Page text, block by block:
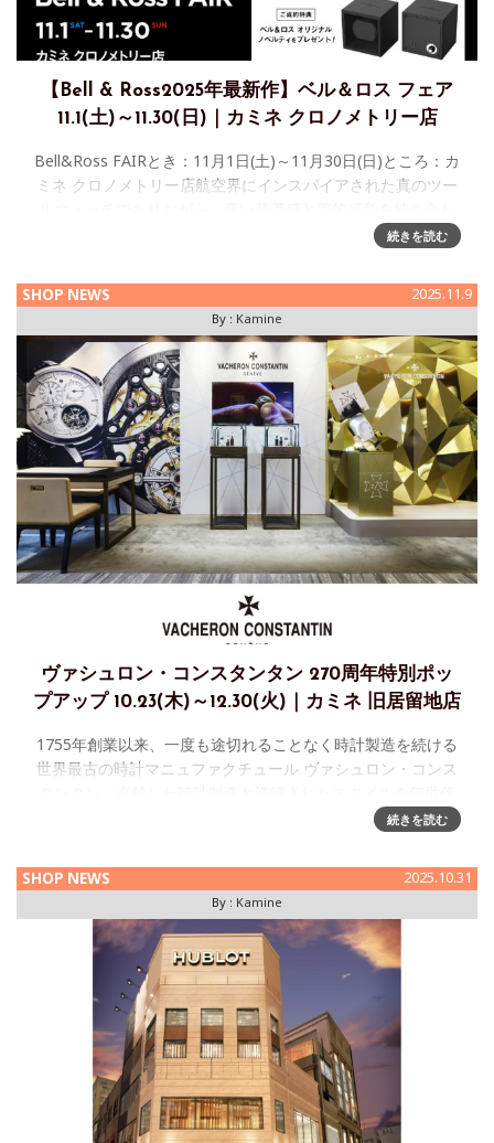
【Bell & Ross2025年最新作】ベル＆ロス フェア
11.1(土)～11.30(日)｜カミネ クロノメトリー店
Bell&Ross FAIRとき：11月1日(土)～11月30日(日)ところ：カ
ミネ クロノメトリー店航空界にインスパイアされた真のツー
続きを読む
SHOP NEWS 2025.11.9
By : Kamine
ヴァシュロン・コンスタンタン 270周年特別ポッ
プアップ 10.23(木)～12.30(火)｜カミネ 旧居留地店
1755年創業以来、一度も途切れることなく時計製造を続ける
世界最古の時計マニュファクチュール ヴァシュロン・コンス
にもわたり最高峰の職人技により継承され、メゾンが製造す
続きを読む
SHOP NEWS 2025.10.31
By : Kamine